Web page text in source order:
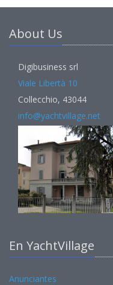
About Us
Digibusiness srl
Viale Libertà 10
Collecchio, 43044
info@yachtvillage.net
En YachtVillage
Anunciantes